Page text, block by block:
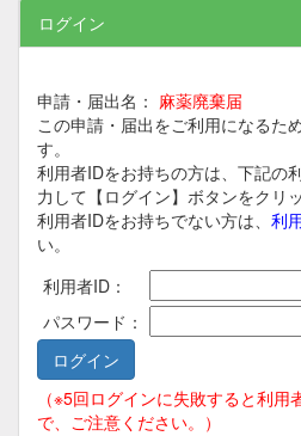
ログイン
申請・届出名： 麻薬廃棄届
この申請・届出をご利用になるた
す。
利用者IDをお持ちの方は、下記の
力して【ログイン】ボタンをクリ
利用者IDをお持ちでない方は、 利
い。
利用者ID：
パスワード：
（※5回ログインに失敗すると利
で、ご注意ください。）